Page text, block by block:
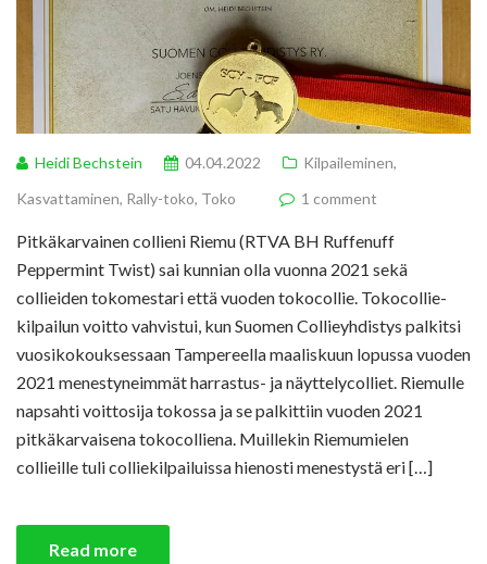
Heidi Bechstein 04.04.2022 Kilpaileminen,
Kasvattaminen, Rally-toko, Toko 1 comment
Pitkäkarvainen collieni Riemu (RTVA BH Ruffenuff
Peppermint Twist) sai kunnian olla vuonna 2021 sekä
collieiden tokomestari että vuoden tokocollie. Tokocollie-
kilpailun voitto vahvistui, kun Suomen Collieyhdistys palkitsi
vuosikokouksessaan Tampereella maaliskuun lopussa vuoden
2021 menestyneimmät harrastus- ja näyttelycolliet. Riemulle
napsahti voittosija tokossa ja se palkittiin vuoden 2021
pitkäkarvaisena tokocolliena. Muillekin Riemumielen
collieille tuli colliekilpailuissa hienosti menestystä eri […]
Read more